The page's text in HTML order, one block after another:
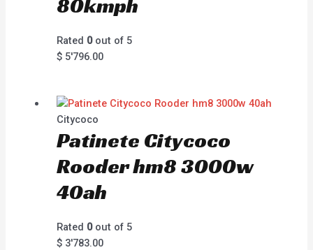
80kmph
Rated 0out of 5
$5'796.00
Citycoco
Patinete Citycoco
Rooder hm8 3000w
40ah
Rated 0out of 5
$3'783.00